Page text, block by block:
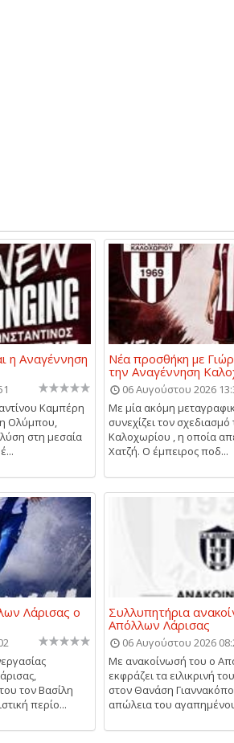
η Αναγέννηση
Καμπέρη
Ολύμπου,
στη μεσαία
Νέα προσθήκη με
την Αναγέννηση
06 Αυγούστου 2026
Με μία ακόμη
συνεχίζει τον
Καλοχωρίου , η οποία
Χατζή. Ο έμπειρος ποδ...
Λάρισας ο
τον Βασίλη
περίο...
Συλλυπητήρια
Απόλλων Λάρισας
06 Αυγούστου 2026
Με ανακοίνωσή του ο
εκφράζει τα ειλικρινή
στον Θανάση
απώλεια του